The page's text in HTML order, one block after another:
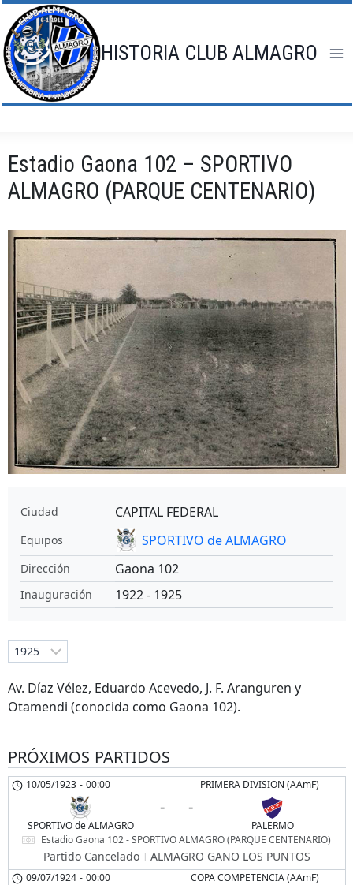
Saltar
al
contenido
HISTORIA CLUB ALMAGRO
Estadio Gaona 102 – SPORTIVO
ALMAGRO (PARQUE CENTENARIO)
Ciudad CAPITAL FEDERAL
Equipos SPORTIVO de ALMAGRO
Dirección Gaona 102
Inauguración 1922 - 1925
Av. Díaz Vélez, Eduardo Acevedo, J. F. Aranguren y
Otamendi (conocida como Gaona 102).
PRÓXIMOS PARTIDOS
PRIMERA DIVISION (AAmF)
10/05/1923 - 00:00
SPORTIVO de ALMAGRO
- -
PALERMO
Estadio Gaona 102 - SPORTIVO ALMAGRO (PARQUE CENTENARIO)
Partido Cancelado ALMAGRO GANO LOS PUNTOS
COPA COMPETENCIA (AAmF)
09/07/1924 - 00:00